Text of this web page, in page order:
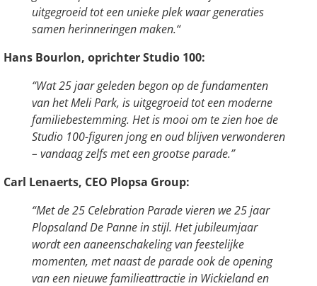
uitgegroeid tot een unieke plek waar generaties
samen herinneringen maken.“
Hans Bourlon, oprichter Studio 100:
“Wat 25 jaar geleden begon op de fundamenten
van het Meli Park, is uitgegroeid tot een moderne
familiebestemming. Het is mooi om te zien hoe de
Studio 100-figuren jong en oud blijven verwonderen
– vandaag zelfs met een grootse parade.”
Carl Lenaerts, CEO Plopsa Group:
“Met de 25 Celebration Parade vieren we 25 jaar
Plopsaland De Panne in stijl. Het jubileumjaar
wordt een aaneenschakeling van feestelijke
momenten, met naast de parade ook de opening
van een nieuwe familieattractie in Wickieland en